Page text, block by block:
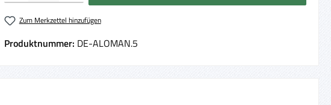
Zum Merkzettel hinzufügen
Produktnummer: DE-ALOMAN.5